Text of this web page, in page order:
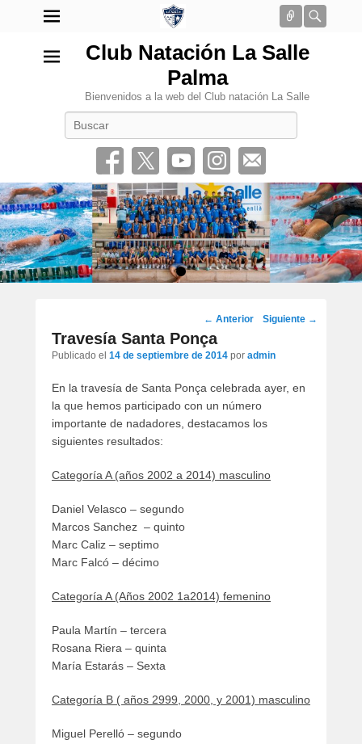
Conectar
Club Natación La Salle
Palma
Bienvenidos a la web del Club natación La Salle
•
Navegación
por
los
← Anterior Siguiente →
Travesía Santa Ponça
Publicado el 14 de septiembre de 2014 por admin
En la travesía de Santa Ponça celebrada ayer, en
la que hemos participado con un número
importante de nadadores, destacamos los
siguientes resultados:
Categoría A (años 2002 a 2014) masculino
Daniel Velasco – segundo
Marcos Sanchez – quinto
Marc Caliz – septimo
Marc Falcó – décimo
Categoría A (Años 2002 1a2014) femenino
Paula Martín – tercera
Rosana Riera – quinta
María Estarás – Sexta
Categoría B ( años 2999, 2000, y 2001) masculino
Miguel Perelló – segundo